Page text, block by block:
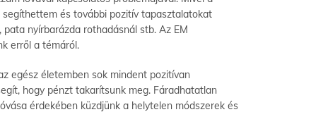
és további pozitív tapasztalatokat
nyírbarázda rothadásnál stb. Az EM
erről a témáról.
egész életemben sok mindent pozitívan
hogy pénzt takarítsunk meg. Fáradhatatlan
érdekében küzdjünk a helytelen módszerek és